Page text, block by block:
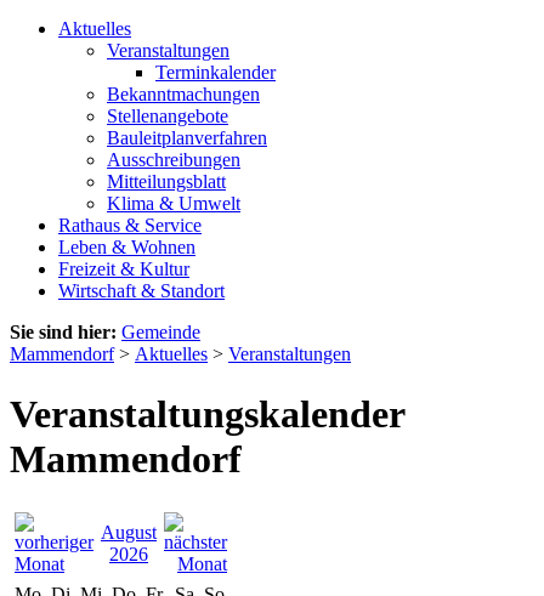
Aktuelles
Veranstaltungen
Terminkalender
Bekanntmachungen
Stellenangebote
Bauleitplanverfahren
Ausschreibungen
Mitteilungsblatt
Klima & Umwelt
Rathaus & Service
Leben & Wohnen
Freizeit & Kultur
Wirtschaft & Standort
Sie sind hier: Gemeinde
Mammendorf> Aktuelles > Veranstaltungen
Veranstaltungskalender
Mammendorf
August
2026